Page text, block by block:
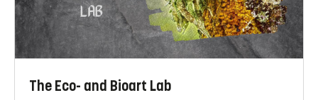
The Eco- and Bioart Lab